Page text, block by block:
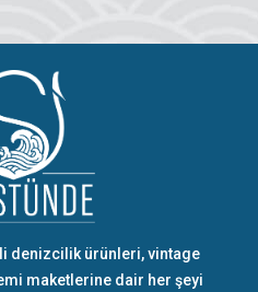
denizcilik ürünleri, vintage
maketlerine dair her şeyi